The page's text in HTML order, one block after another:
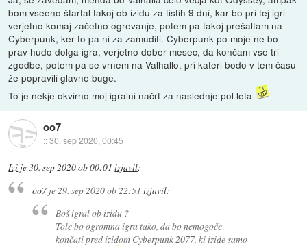
bom vseeno štartal takoj ob izidu za tistih 9 dni, kar bo pri tej igri
verjetno komaj začetno ogrevanje, potem pa takoj prešaltam na
Cyberpunk, ker to pa ni za zamuditi. Cyberpunk po moje ne bo
prav hudo dolga igra, verjetno dober mesec, da končam vse tri
zgodbe, potem pa se vrnem na Valhallo, pri kateri bodo v tem času
že popravili glavne buge.
To je nekje okvirno moj igralni načrt za naslednje pol leta
oo7
::30. sep 2020, 00:45
Izi je30. sep 2020 ob 00:01 izjavil:
oo7je29. sep 2020 ob 22:51 izjavil:
Boš igral ob izidu ?
Tole bo ogromna igra tako, da bo nemogoče
končati pred izidom Cyberpunk 2077, ki izide samo